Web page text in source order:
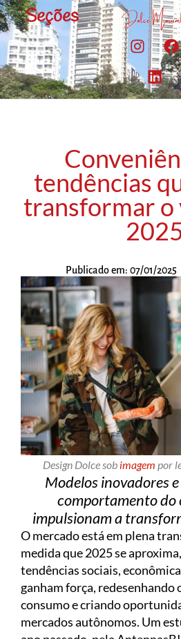
Seções
tendências
transformar o
Publicado em: 07/01/2025
Design Dolce sob imagem por
Modelos inovadores
comportamento do
impulsionam a
O mercado está em plena
medida que 2025 se
tendências sociais,
ganham força, redesenhando
consumo e criando
mercados autônomos. Um